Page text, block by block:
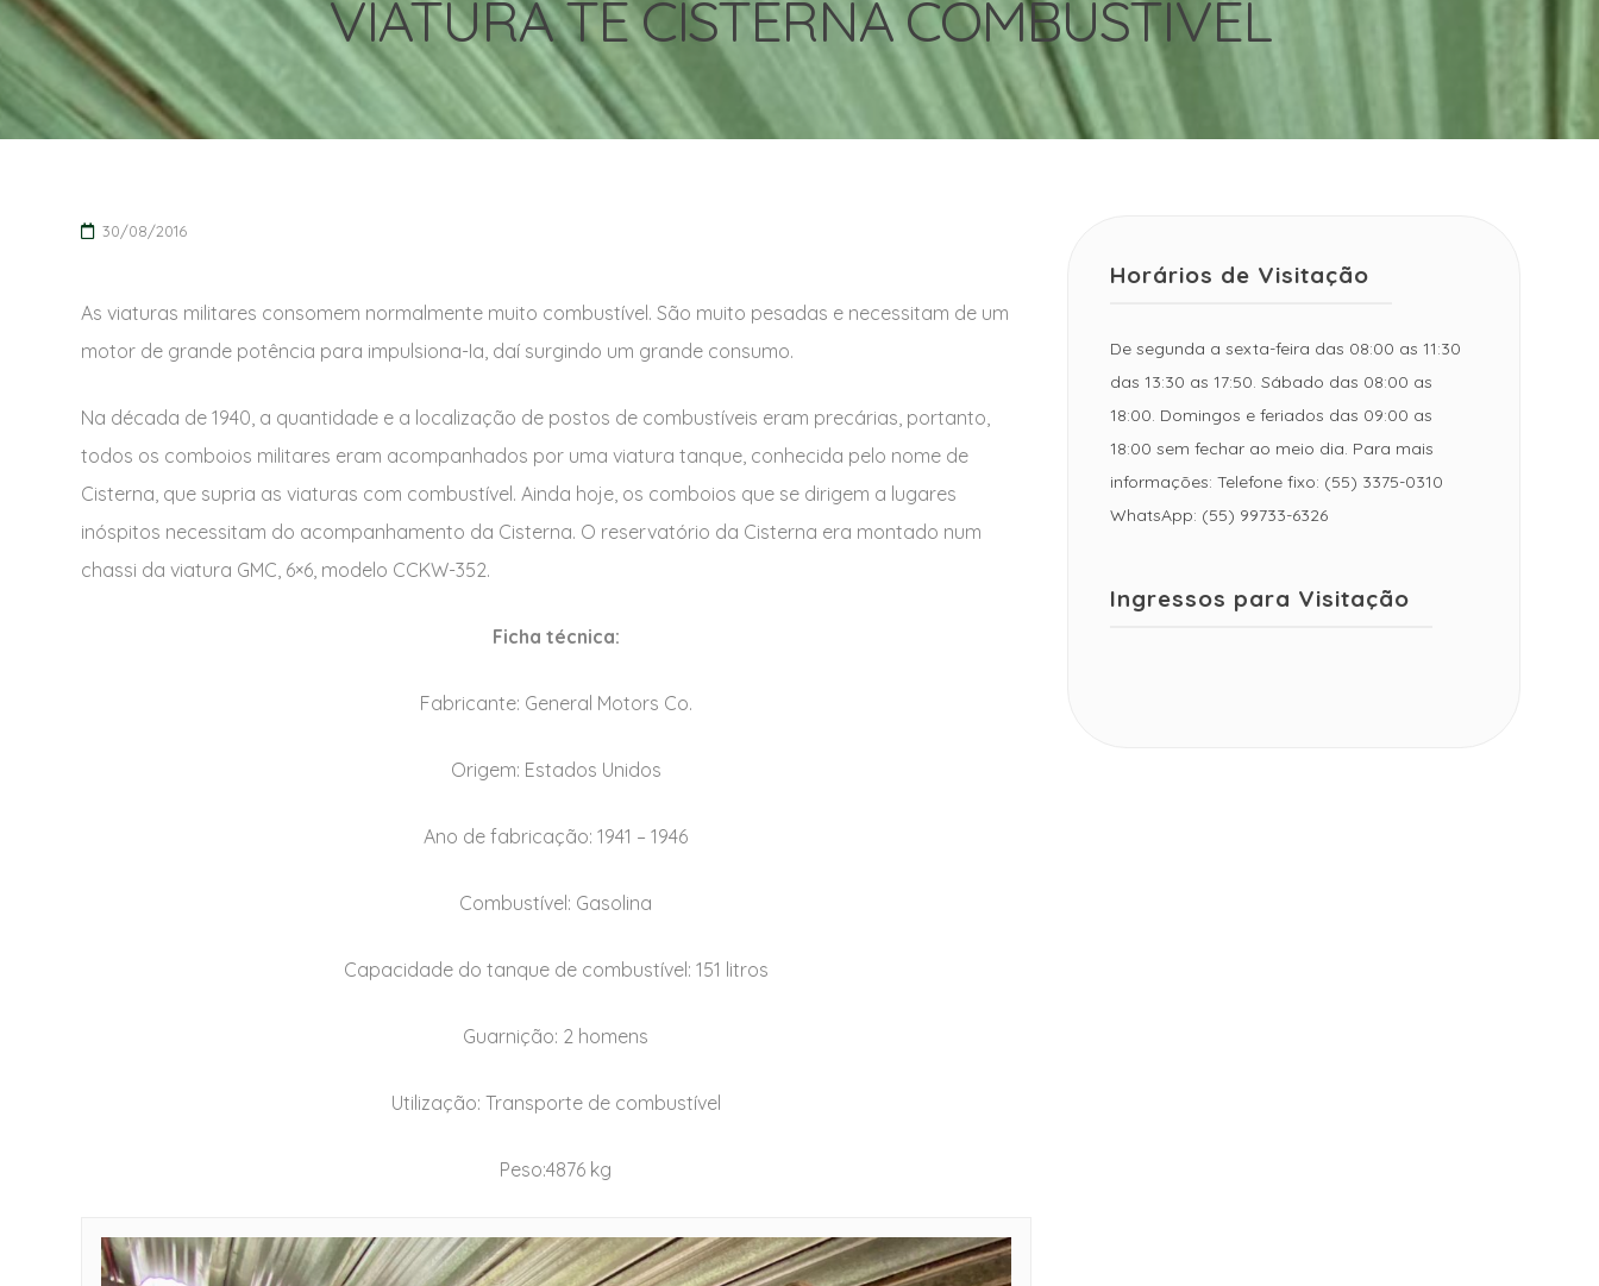
VIATURA TE CISTERNA COMBUSTÍVEL
30/08/2016
As viaturas militares consomem normalmente muito combustível. São muito pesadas e necessitam de um
motor de grande potência para impulsiona-Ia, daí surgindo um grande consumo.
Na década de 1940, a quantidade e a localização de postos de combustíveis eram precárias, portanto,
todos os comboios militares eram acompanhados por uma viatura tanque, conhecida pelo nome de
Cisterna, que supria as viaturas com combustível. Ainda hoje, os comboios que se dirigem a lugares
inóspitos necessitam do acompanhamento da Cisterna. O reservatório da Cisterna era montado num
chassi da viatura GMC, 6×6, modelo CCKW-352.
Ficha técnica:
Fabricante: General Motors Co.
Origem: Estados Unidos
Ano de fabricação: 1941 – 1946
Combustível: Gasolina
Capacidade do tanque de combustível: 151 litros
Guarnição: 2 homens
Utilização: Transporte de combustível
Peso:4876 kg
Horários de Visitação
De segunda a sexta-feira das 08:00 as 11:30
das 13:30 as 17:50. Sábado das 08:00 as
18:00. Domingos e feriados das 09:00 as
18:00 sem fechar ao meio dia. Para mais
informações: Telefone fixo: (55) 3375-0310
WhatsApp: (55) 99733-6326
Ingressos para Visitação